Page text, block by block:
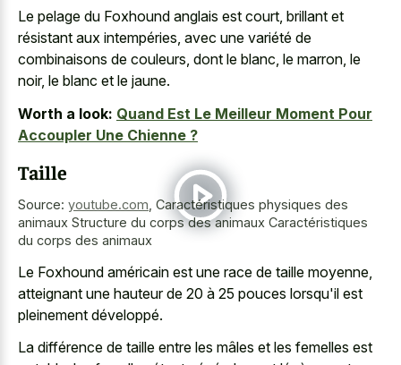
Le pelage du Foxhound anglais est court, brillant et
résistant aux intempéries, avec une variété de
combinaisons de couleurs, dont le blanc, le marron, le
noir, le blanc et le jaune.
Worth a look: Quand Est Le Meilleur Moment Pour
Accoupler Une Chienne ?
Taille
Source: youtube.com Caractéristiques physiques des
animaux Structure du corps des animaux Caractéristiques
du corps des animaux
Le Foxhound américain est une race de taille moyenne,
atteignant une hauteur de 20 à 25 pouces lorsqu'il est
pleinement développé.
La différence de taille entre les mâles et les femelles est